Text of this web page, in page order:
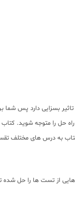
بسزایی دارد پس شما
حل را متوجه شوید.
به درس های
از تست ها را حل